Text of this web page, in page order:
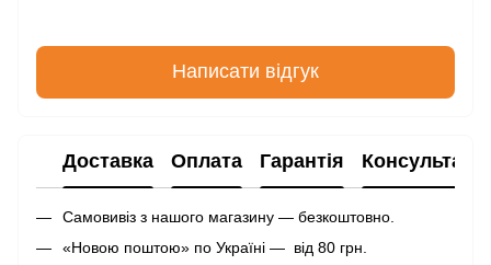
Написати відгук
Доставка Оплата Гарантія Консультація
Самовивіз з нашого магазину — безкоштовно.
«Новою поштою» по Україні — від 80 грн.